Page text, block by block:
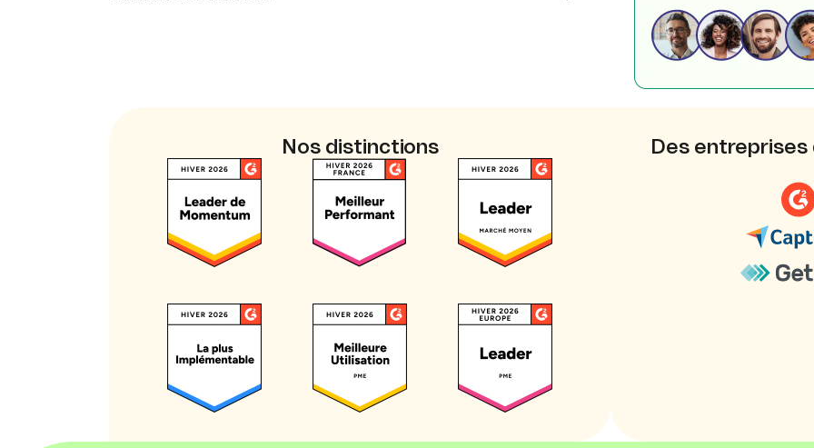
Nos distinctions
Des